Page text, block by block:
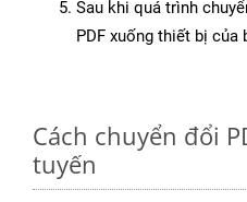
Sau khi quá trình
PDF xuống thiết bị của
Cách chuyển đổi
tuyến